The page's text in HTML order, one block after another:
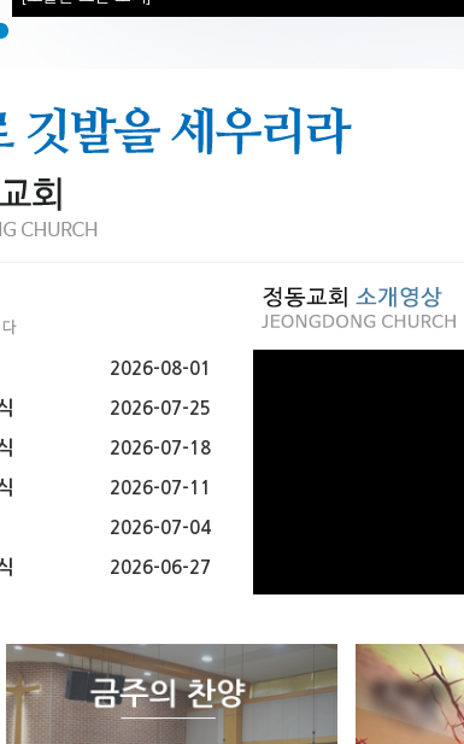
2026-08-01
2026-07-25
2026-07-18
2026-07-11
2026-07-04
2026-06-27